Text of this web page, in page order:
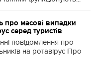
про масові випадки
серед туристів
повідомлення про
на ротавірус Про